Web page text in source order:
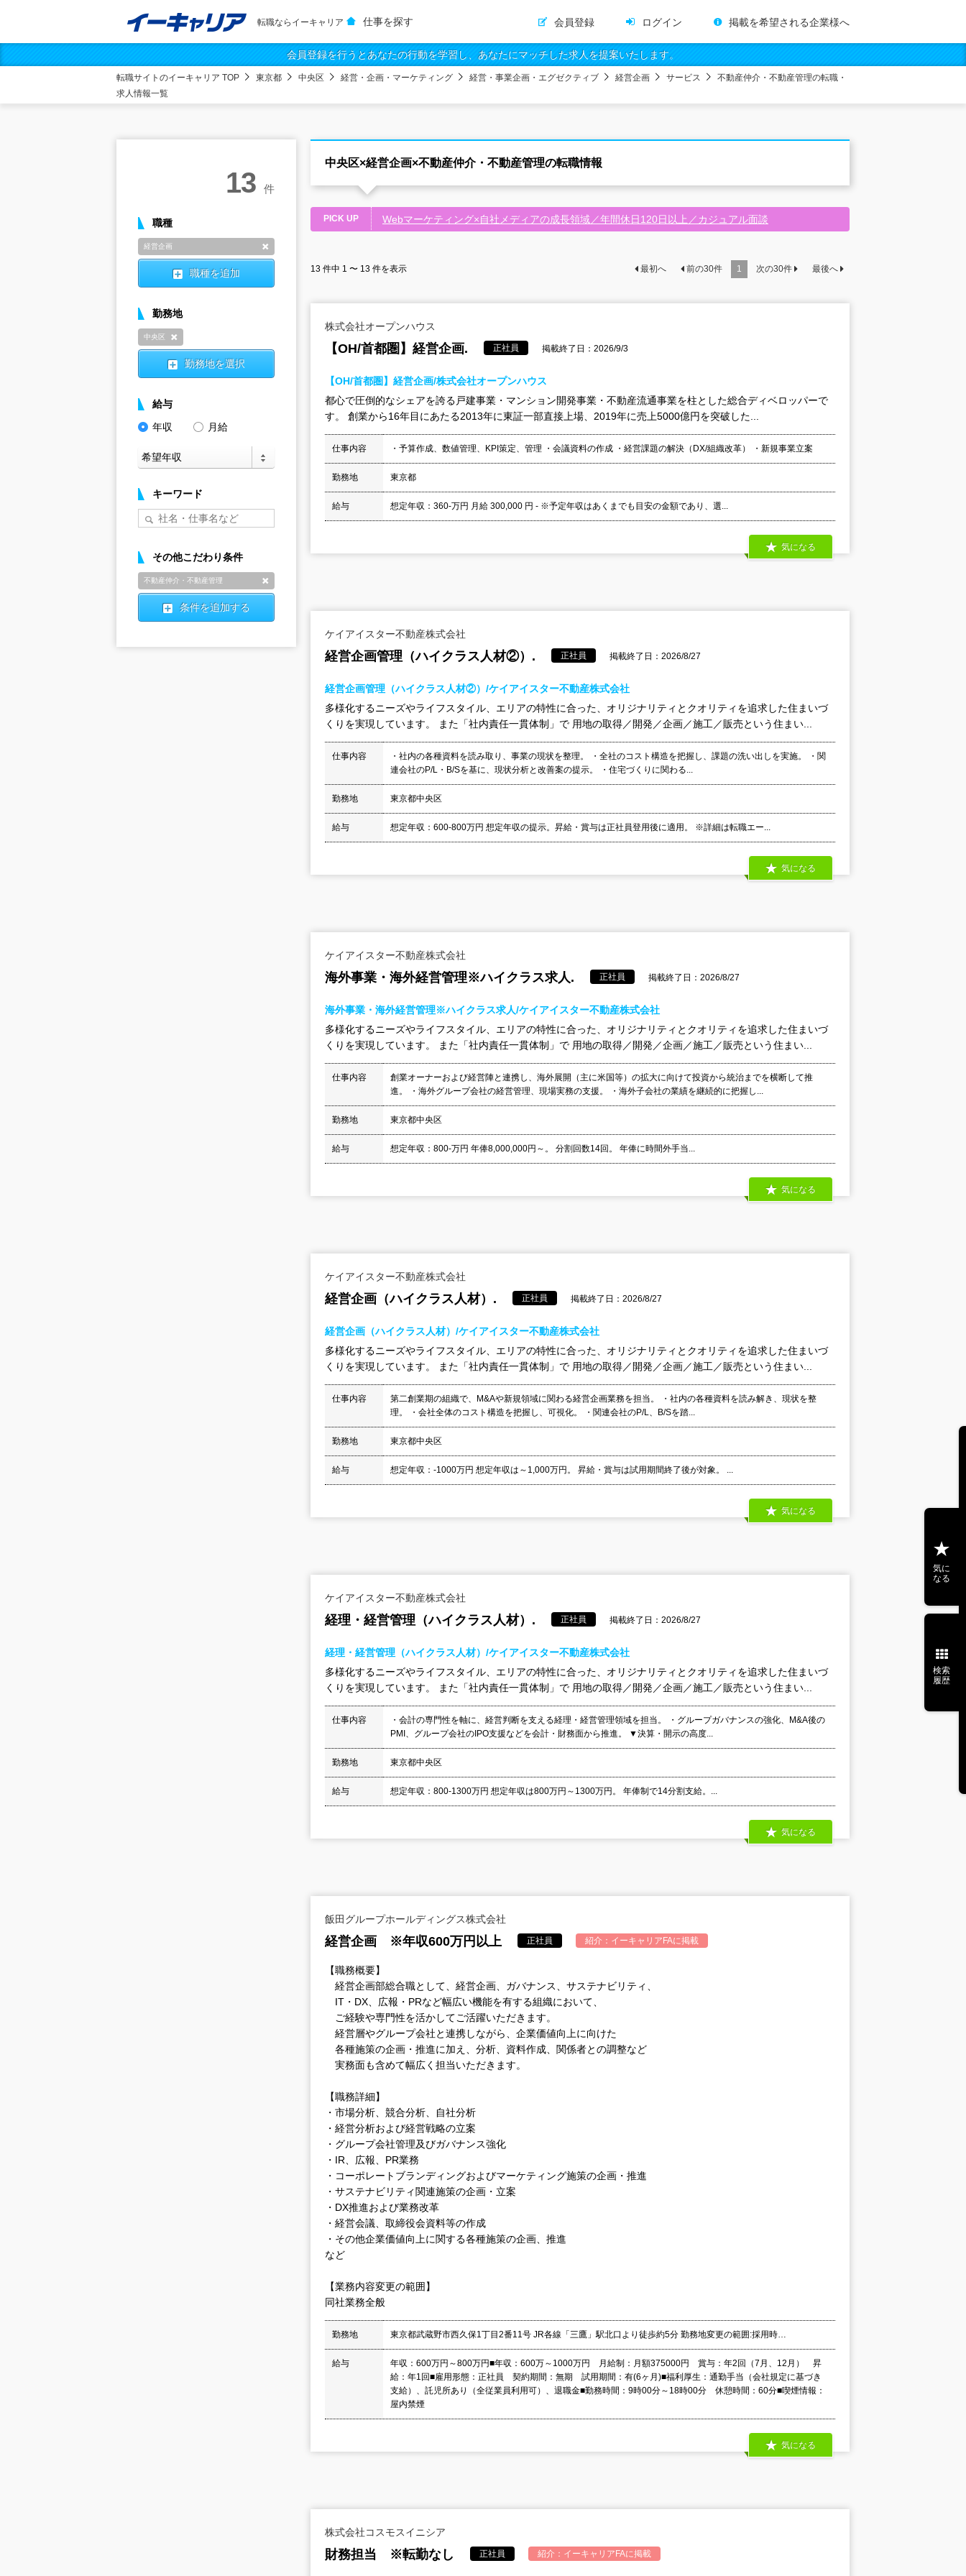
転職ならイーキャリア 仕事を探す 会員登録 ログイン 掲載を希望される企業様へ
会員登録を行うとあなたの行動を学習し、あなたにマッチした求人を提案いたします。
転職サイトのイーキャリア TOP 東京都 中央区 経営・企画・マーケティング 経営・事業企画・エグゼクティブ 経営企画 サービス
不動産仲介・不動産管理の転職・
求人情報一覧
中央区×経営企画×不動産仲介・不動産管理の転職情報
PICK UP Webマーケティング×自社メディアの成長領域／年間休日120日以上／カジュアル面談
13 件中 1 〜 13 件を表示 最初へ 前の30件 1 次の30件 最後へ
株式会社オープンハウス
【OH/首都圏】経営企画. 正社員 掲載終了日：2026/9/3
【OH/首都圏】経営企画/株式会社オープンハウス
都心で圧倒的なシェアを誇る戸建事業・マンション開発事業・不動産流通事業を柱とした総合ディベロッパーで
す。 創業から16年目にあたる2013年に東証一部直接上場、2019年に売上5000億円を突破した...
仕事内容 ・予算作成、数値管理、KPI策定、管理 ・会議資料の作成 ・経営課題の解決（DX/組織改革） ・新規事業立案
勤務地 東京都
給与 想定年収：360-万円 月給 300,000 円 - ※予定年収はあくまでも目安の金額であり、選...
気になる
ケイアイスター不動産株式会社
経営企画管理（ハイクラス人材②）. 正社員 掲載終了日：2026/8/27
経営企画管理（ハイクラス人材②）/ケイアイスター不動産株式会社
多様化するニーズやライフスタイル、エリアの特性に合った、オリジナリティとクオリティを追求した住まいづ
くりを実現しています。 また「社内責任一貫体制」で 用地の取得／開発／企画／施工／販売という住まい...
仕事内容
・社内の各種資料を読み取り、事業の現状を整理。 ・全社のコスト構造を把握し、課題の洗い出しを実施。 ・関
連会社のP/L・B/Sを基に、現状分析と改善案の提示。 ・住宅づくりに関わる...
勤務地 東京都中央区
給与 想定年収：600-800万円 想定年収の提示。昇給・賞与は正社員登用後に適用。 ※詳細は転職エー...
気になる
ケイアイスター不動産株式会社
海外事業・海外経営管理※ハイクラス求人. 正社員 掲載終了日：2026/8/27
海外事業・海外経営管理※ハイクラス求人/ケイアイスター不動産株式会社
多様化するニーズやライフスタイル、エリアの特性に合った、オリジナリティとクオリティを追求した住まいづ
くりを実現しています。 また「社内責任一貫体制」で 用地の取得／開発／企画／施工／販売という住まい...
仕事内容
創業オーナーおよび経営陣と連携し、海外展開（主に米国等）の拡大に向けて投資から統治までを横断して推
進。 ・海外グループ会社の経営管理、現場実務の支援。 ・海外子会社の業績を継続的に把握し...
勤務地 東京都中央区
給与 想定年収：800-万円 年俸8,000,000円～。 分割回数14回。 年俸に時間外手当...
気になる
ケイアイスター不動産株式会社
経営企画（ハイクラス人材）. 正社員 掲載終了日：2026/8/27
経営企画（ハイクラス人材）/ケイアイスター不動産株式会社
多様化するニーズやライフスタイル、エリアの特性に合った、オリジナリティとクオリティを追求した住まいづ
くりを実現しています。 また「社内責任一貫体制」で 用地の取得／開発／企画／施工／販売という住まい...
仕事内容
第二創業期の組織で、M&Aや新規領域に関わる経営企画業務を担当。 ・社内の各種資料を読み解き、現状を整
理。 ・会社全体のコスト構造を把握し、可視化。 ・関連会社のP/L、B/Sを踏...
勤務地 東京都中央区
給与 想定年収：-1000万円 想定年収は～1,000万円。 昇給・賞与は試用期間終了後が対象。 ...
気になる
ケイアイスター不動産株式会社
経理・経営管理（ハイクラス人材）. 正社員 掲載終了日：2026/8/27
経理・経営管理（ハイクラス人材）/ケイアイスター不動産株式会社
多様化するニーズやライフスタイル、エリアの特性に合った、オリジナリティとクオリティを追求した住まいづ
くりを実現しています。 また「社内責任一貫体制」で 用地の取得／開発／企画／施工／販売という住まい...
仕事内容
・会計の専門性を軸に、経営判断を支える経理・経営管理領域を担当。 ・グループガバナンスの強化、M&A後の
PMI、グループ会社のIPO支援などを会計・財務面から推進。 ▼決算・開示の高度...
勤務地 東京都中央区
給与 想定年収：800-1300万円 想定年収は800万円～1300万円。 年俸制で14分割支給。...
気になる
飯田グループホールディングス株式会社
経営企画 ※年収600万円以上 正社員 紹介： イーキャリアFAに掲載
【職務概要】
経営企画部総合職として、経営企画、ガバナンス、サステナビリティ、
IT・DX、広報・PRなど幅広い機能を有する組織において、
ご経験や専門性を活かしてご活躍いただきます。
経営層やグループ会社と連携しながら、企業価値向上に向けた
各種施策の企画・推進に加え、分析、資料作成、関係者との調整など
実務面も含めて幅広く担当いただきます。
【職務詳細】
・市場分析、競合分析、自社分析
・経営分析および経営戦略の立案
・グループ会社管理及びガバナンス強化
・IR、広報、PR業務
・コーポレートブランディングおよびマーケティング施策の企画・推進
・サステナビリティ関連施策の企画・立案
・DX推進および業務改革
・経営会議、取締役会資料等の作成
・その他企業価値向上に関する各種施策の企画、推進
など
【業務内容変更の範囲】
同社業務全般
勤務地 東京都武蔵野市西久保1丁目2番11号 JR各線「三鷹」駅北口より徒歩約5分 勤務地変更の範囲:採用時…
給与
年収：600万円～800万円■年収：600万～1000万円 月給制：月額375000円 賞与：年2回（7月、12月） 昇
給：年1回■雇用形態：正社員 契約期間：無期 試用期間：有(6ヶ月)■福利厚生：通勤手当（会社規定に基づき
支給）、託児所あり（全従業員利用可）、退職金■勤務時間：9時00分～18時00分 休憩時間：60分■喫煙情報：
屋内禁煙
気になる
株式会社コスモスイニシア
財務担当 ※転勤なし 正社員 紹介： イーキャリアFAに掲載
13 件
職種
経営企画
職種を追加
勤務地
中央区
勤務地を選択
給与
年収
月給
キーワード
その他こだわり条件
不動産仲介・不動産管理
条件を追加する
気に
なる
検索
履歴